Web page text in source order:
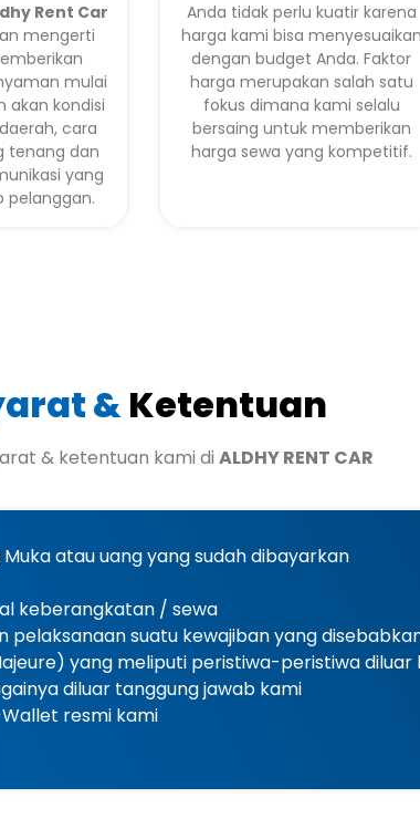
Rent Car
mengerti
mulai
akan kondisi
cara
tenang dan
yang
pelanggan.
Anda tidak perlu kuatir karena
harga kami bisa menyesuaikan
dengan budget Anda. Faktor
harga merupakan salah satu
fokus dimana kami selalu
bersaing untuk memberikan
harga sewa yang kompetitif.
&Ketentuan
& ketentuan kami di ALDHY RENT CAR
atau uang yang sudah dibayarkan
keberangkatan / sewa
suatu kewajiban yang
yang meliputi peristiwa-peristiwa diluar
diluar tanggung jawab kami
resmi kami